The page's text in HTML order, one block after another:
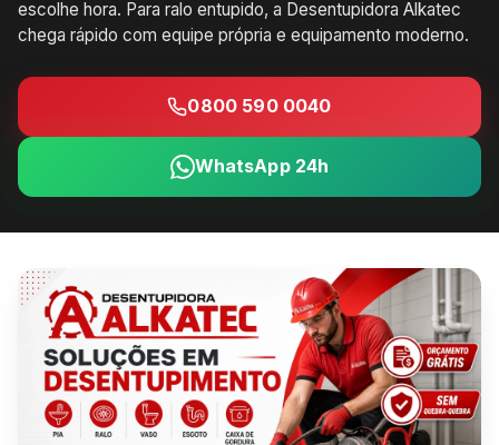
escolhe hora. Para ralo entupido, a Desentupidora Alkatec
chega rápido com equipe própria e equipamento moderno.
0800 590 0040
WhatsApp 24h